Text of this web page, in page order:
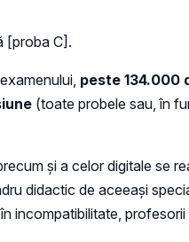
[proba C].
peste 134.000
(toate probele sau, în
şi a celor digitale se
didactic de aceeaşi
incompatibilitate,